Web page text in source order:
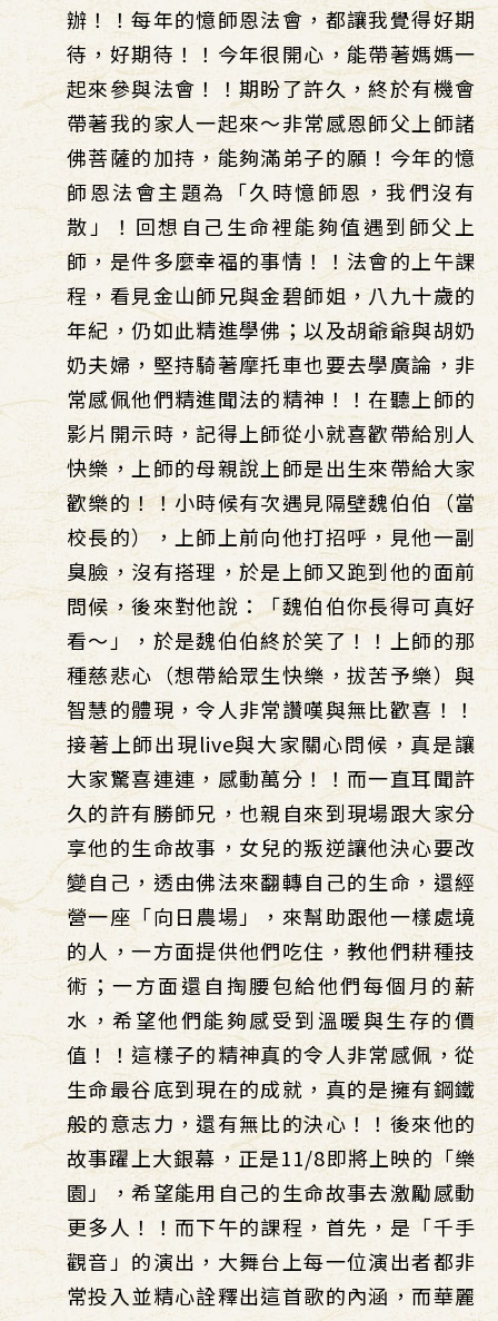
辦！！每年的憶師恩法會，都讓我覺得好期
待，好期待！！今年很開心，能帶著媽媽一
起來參與法會！！期盼了許久，終於有機會
帶著我的家人一起來～非常感恩師父上師諸
佛菩薩的加持，能夠滿弟子的願！今年的憶
師恩法會主題為「久時憶師恩，我們沒有
散」！回想自己生命裡能夠值遇到師父上
師，是件多麼幸福的事情！！法會的上午課
程，看見金山師兄與金碧師姐，八九十歲的
年紀，仍如此精進學佛；以及胡爺爺與胡奶
奶夫婦，堅持騎著摩托車也要去學廣論，非
常感佩他們精進聞法的精神！！在聽上師的
影片開示時，記得上師從小就喜歡帶給別人
快樂，上師的母親說上師是出生來帶給大家
歡樂的！！小時候有次遇見隔壁魏伯伯（當
校長的），上師上前向他打招呼，見他一副
臭臉，沒有搭理，於是上師又跑到他的面前
問候，後來對他說：「魏伯伯你長得可真好
看～」，於是魏伯伯終於笑了！！上師的那
種慈悲心（想帶給眾生快樂，拔苦予樂）與
智慧的體現，令人非常讚嘆與無比歡喜！！
接著上師出現live與大家關心問候，真是讓
大家驚喜連連，感動萬分！！而一直耳聞許
久的許有勝師兄，也親自來到現場跟大家分
享他的生命故事，女兒的叛逆讓他決心要改
變自己，透由佛法來翻轉自己的生命，還經
營一座「向日農場」，來幫助跟他一樣處境
的人，一方面提供他們吃住，教他們耕種技
術；一方面還自掏腰包給他們每個月的薪
水，希望他們能夠感受到溫暖與生存的價
值！！這樣子的精神真的令人非常感佩，從
生命最谷底到現在的成就，真的是擁有鋼鐵
般的意志力，還有無比的決心！！後來他的
故事躍上大銀幕，正是11/8即將上映的「樂
園」，希望能用自己的生命故事去激勵感動
更多人！！而下午的課程，首先，是「千手
觀音」的演出，大舞台上每一位演出者都非
常投入並精心詮釋出這首歌的內涵，而華麗